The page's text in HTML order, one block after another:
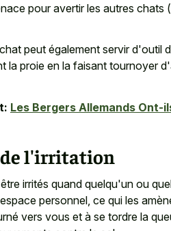
pour avertir les autres chats
peut également servir d'outil
la proie en la faisant tournoyer
Les Bergers Allemands Ont-
de l'irritation
irrités quand quelqu'un ou
personnel, ce qui les
vers vous et à se tordre la